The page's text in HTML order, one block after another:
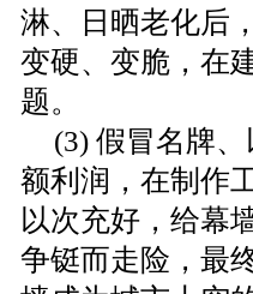
淋、日晒老化后
变硬、变脆，在
题。
(3) 假冒名牌
额利润，在制作
以次充好，给幕
争铤而走险，最